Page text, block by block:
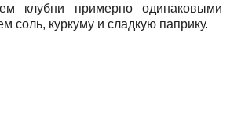
клубни примерно одинаковыми
соль, куркуму и сладкую паприку.